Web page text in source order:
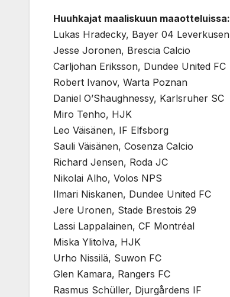
Huuhkajat maaliskuun maaotteluissa:
Lukas Hradecky, Bayer 04 Leverkusen
Jesse Joronen, Brescia Calcio
Carljohan Eriksson, Dundee United FC
Robert Ivanov, Warta Poznan
Daniel O’Shaughnessy, Karlsruher SC
Miro Tenho, HJK
Leo Väisänen, IF Elfsborg
Sauli Väisänen, Cosenza Calcio
Richard Jensen, Roda JC
Nikolai Alho, Volos NPS
Ilmari Niskanen, Dundee United FC
Jere Uronen, Stade Brestois 29
Lassi Lappalainen, CF Montréal
Miska Ylitolva, HJK
Urho Nissilä, Suwon FC
Glen Kamara, Rangers FC
Rasmus Schüller, Djurgårdens IF